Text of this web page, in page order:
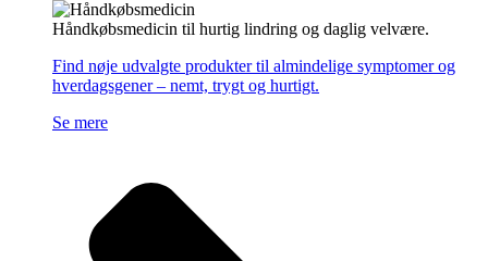
Håndkøbsmedicin til hurtig lindring og daglig velvære.
Find nøje udvalgte produkter til almindelige symptomer og
hverdagsgener – nemt, trygt og hurtigt.
Se mere